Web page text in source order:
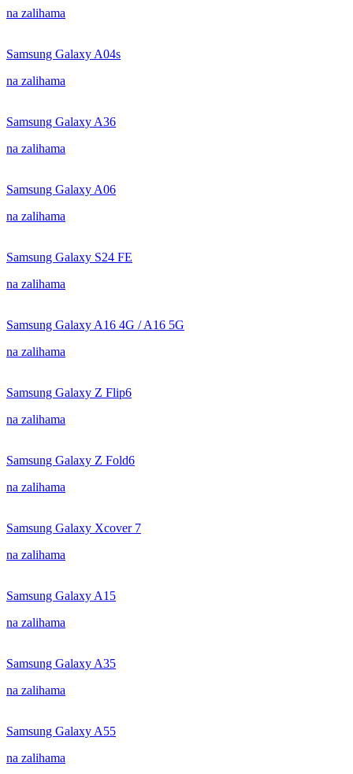
na zalihama
Samsung Galaxy A04s
na zalihama
Samsung Galaxy A36
na zalihama
Samsung Galaxy A06
na zalihama
Samsung Galaxy S24 FE
na zalihama
Samsung Galaxy A16 4G / A16 5G
na zalihama
Samsung Galaxy Z Flip6
na zalihama
Samsung Galaxy Z Fold6
na zalihama
Samsung Galaxy Xcover 7
na zalihama
Samsung Galaxy A15
na zalihama
Samsung Galaxy A35
na zalihama
Samsung Galaxy A55
na zalihama